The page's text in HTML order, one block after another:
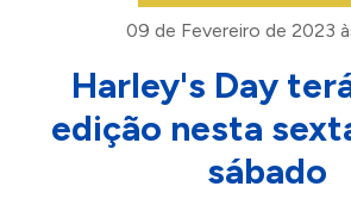
09 de Fevereiro de 2023
Harley's Day
edição nesta
sábado